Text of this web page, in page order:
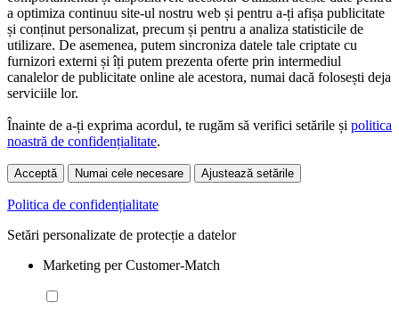
a optimiza continuu site-ul nostru web și pentru a-ți afișa publicitate
și conținut personalizat, precum și pentru a analiza statisticile de
utilizare. De asemenea, putem sincroniza datele tale criptate cu
furnizori externi și îți putem prezenta oferte prin intermediul
canalelor de publicitate online ale acestora, numai dacă folosești deja
serviciile lor.
Înainte de a-ți exprima acordul, te rugăm să verifici setările și politica
noastră de confidențialitate.
Acceptă Numai cele necesare Ajustează setările
Politica de confidențialitate
Setări personalizate de protecție a datelor
Marketing per Customer-Match